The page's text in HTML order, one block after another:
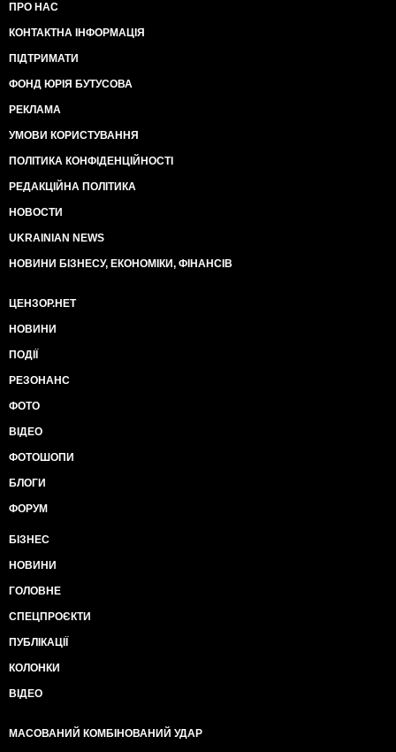
ПРО НАС
КОНТАКТНА ІНФОРМАЦІЯ
ПІДТРИМАТИ
ФОНД ЮРІЯ БУТУСОВА
РЕКЛАМА
УМОВИ КОРИСТУВАННЯ
ПОЛІТИКА КОНФІДЕНЦІЙНОСТІ
РЕДАКЦІЙНА ПОЛІТИКА
НОВОСТИ
UKRAINIAN NEWS
НОВИНИ БІЗНЕСУ, ЕКОНОМІКИ, ФІНАНСІВ
ЦЕНЗОР.НЕТ
НОВИНИ
ПОДІЇ
РЕЗОНАНС
ФОТО
ВІДЕО
ФОТОШОПИ
БЛОГИ
ФОРУМ
БІЗНЕС
НОВИНИ
ГОЛОВНЕ
СПЕЦПРОЄКТИ
ПУБЛІКАЦІЇ
КОЛОНКИ
ВІДЕО
МАСОВАНИЙ КОМБІНОВАНИЙ УДАР